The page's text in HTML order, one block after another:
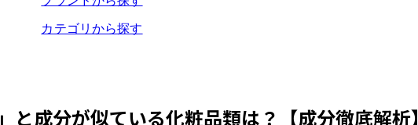
カテゴリから探す
」と成分が似ている化粧品類は？【成分徹底解析】